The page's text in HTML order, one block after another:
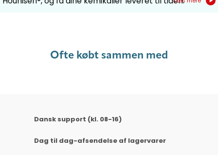
Ofte købt sammen med
Dansk support (kl. 08-16)
Dag til dag-afsendelse af lagervarer